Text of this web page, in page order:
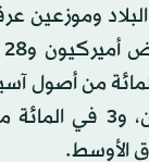
وموزعين
الأميركيين
الأوسط.